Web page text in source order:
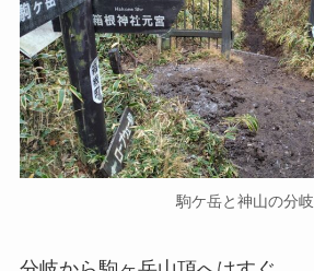
駒ケ岳と神山の分岐